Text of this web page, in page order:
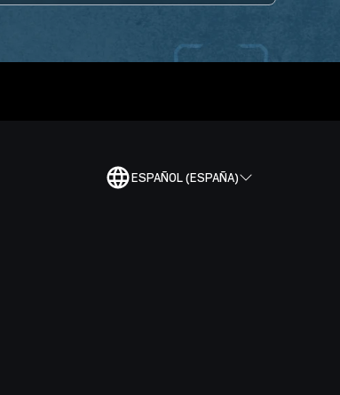
ESPAÑOL (ESPAÑA)